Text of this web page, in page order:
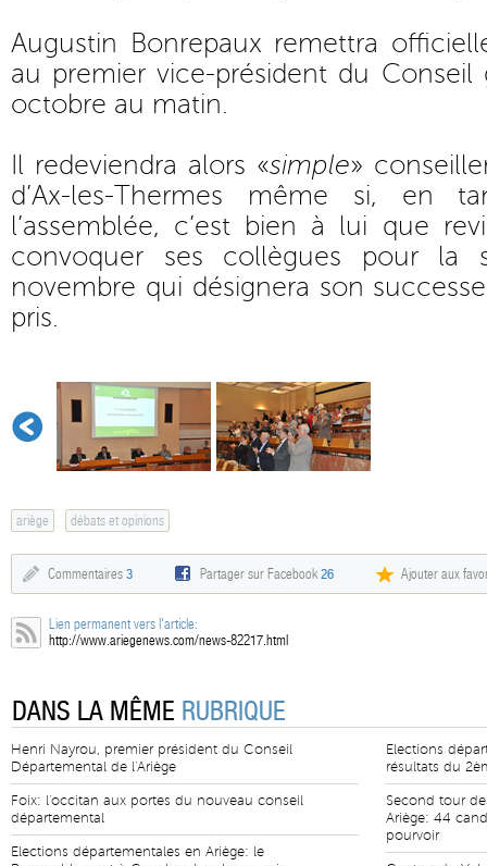
Augustin Bonrepaux remettra
au premier vice-président du Conseil
octobre au matin.
Il redeviendra alors «simple»
d’Ax-les-Thermes même si, en
l’assemblée, c’est bien à lui que
convoquer ses collègues pour la
novembre qui désignera son
pris.
ariège débats et opinions
Commentaires 3 Partager sur Facebook26 Ajouter aux
Lien permanent vers l'article:
http://www.ariegenews.com/news-82217.html
DANS LA MÊME RUBRIQUE
Henri Nayrou, premier président du Conseil
Départemental de l'Ariège
Foix: l'occitan aux portes du nouveau conseil
départemental
Elections départementales en Ariège: le
Elections
résultats du
Second tour
Ariège: 44
pourvoir